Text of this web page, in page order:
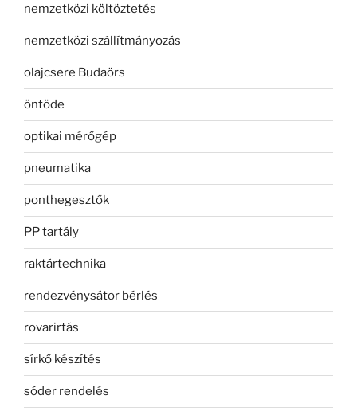
nemzetközi költöztetés
nemzetközi szállítmányozás
olajcsere Budaörs
öntöde
optikai mérőgép
pneumatika
ponthegesztők
PP tartály
raktártechnika
rendezvénysátor bérlés
rovarirtás
sírkő készítés
sóder rendelés